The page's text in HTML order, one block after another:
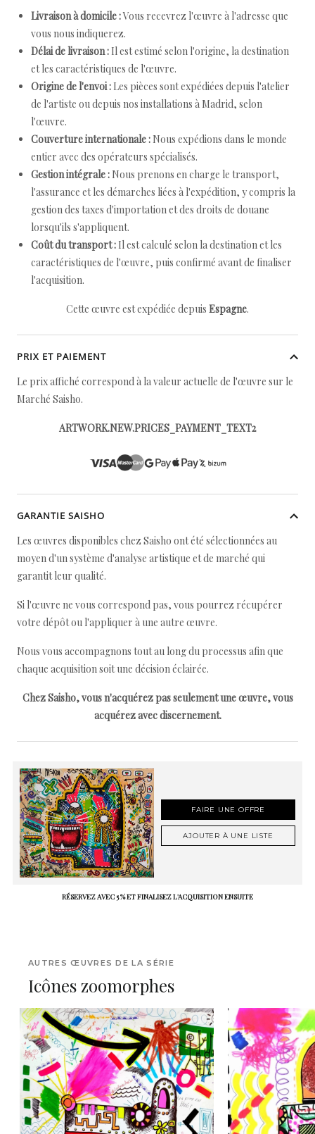
Livraison à domicile :Vous recevrez l'œuvre à l'adresse que
vous nous indiquerez.
Délai de livraison : Il est estimé selon l'origine, la destination
et les caractéristiques de l'œuvre.
Origine de l'envoi : Les pièces sont expédiées depuis l'atelier
de l'artiste ou depuis nos installations à Madrid, selon
l'œuvre.
Couverture internationale : Nous expédions dans le monde
entier avec des opérateurs spécialisés.
Gestion intégrale : Nous prenons en charge le transport,
l'assurance et les démarches liées à l'expédition, y compris la
gestion des taxes d'importation et des droits de douane
lorsqu'ils s'appliquent.
Coût du transport : Il est calculé selon la destination et les
caractéristiques de l'œuvre, puis confirmé avant de finaliser
l'acquisition.
Cette œuvre est expédiée depuis Espagne.
PRIX ET PAIEMENT
Le prix affiché correspond à la valeur actuelle de l'œuvre sur le
Marché Saisho.
ARTWORK.NEW.PRICES_PAYMENT_TEXT2
GARANTIE SAISHO
Les œuvres disponibles chez Saisho ont été sélectionnées au
moyen d'un système d'analyse artistique et de marché qui
garantit leur qualité.
Si l'œuvre ne vous correspond pas, vous pourrez récupérer
votre dépôt ou l'appliquer à une autre œuvre.
Nous vous accompagnons tout au long du processus afin que
chaque acquisition soit une décision éclairée.
Chez Saisho, vous n'acquérez pas seulement une œuvre, vous
acquérez avec discernement.
FAIRE UNE OFFRE
AJOUTER À UNE LISTE
RÉSERVEZ AVEC 5 % ET FINALISEZ L'ACQUISITION ENSUITE
AUTRES ŒUVRES DE LA SÉRIE
Icônes zoomorphes